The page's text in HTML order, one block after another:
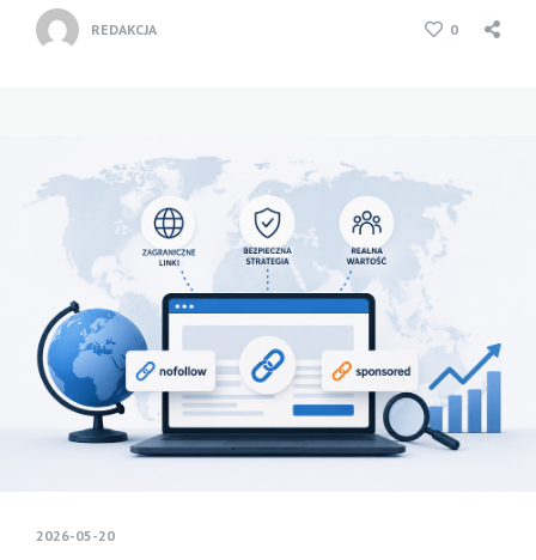
REDAKCJA 0
2026-05-20